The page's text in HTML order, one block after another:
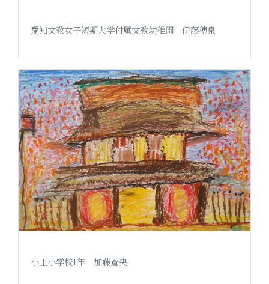
愛知文教女子短期大学付属文教幼稚園 伊藤穂泉
小正小学校1年 加藤蒼央